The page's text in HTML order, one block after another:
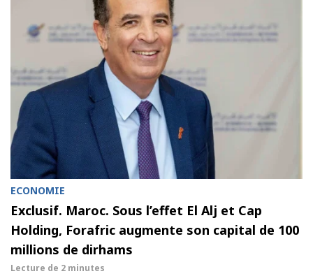
ECONOMIE
Exclusif. Maroc. Sous l’effet El Alj et Cap
Holding, Forafric augmente son capital de 100
millions de dirhams
Lecture de 2 minutes